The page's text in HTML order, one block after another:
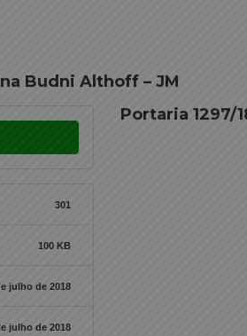
Budni Althoff – JM
301
100 KB
julho de 2018
julho de 2018
Portaria 1297/